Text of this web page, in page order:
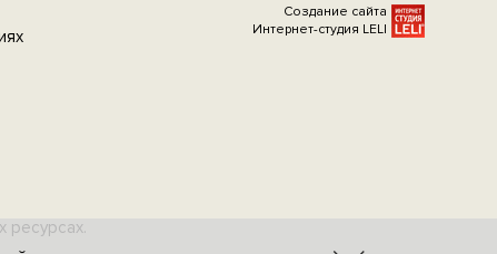
ресурсах.
Создание сайта
Интернет-студия LELI